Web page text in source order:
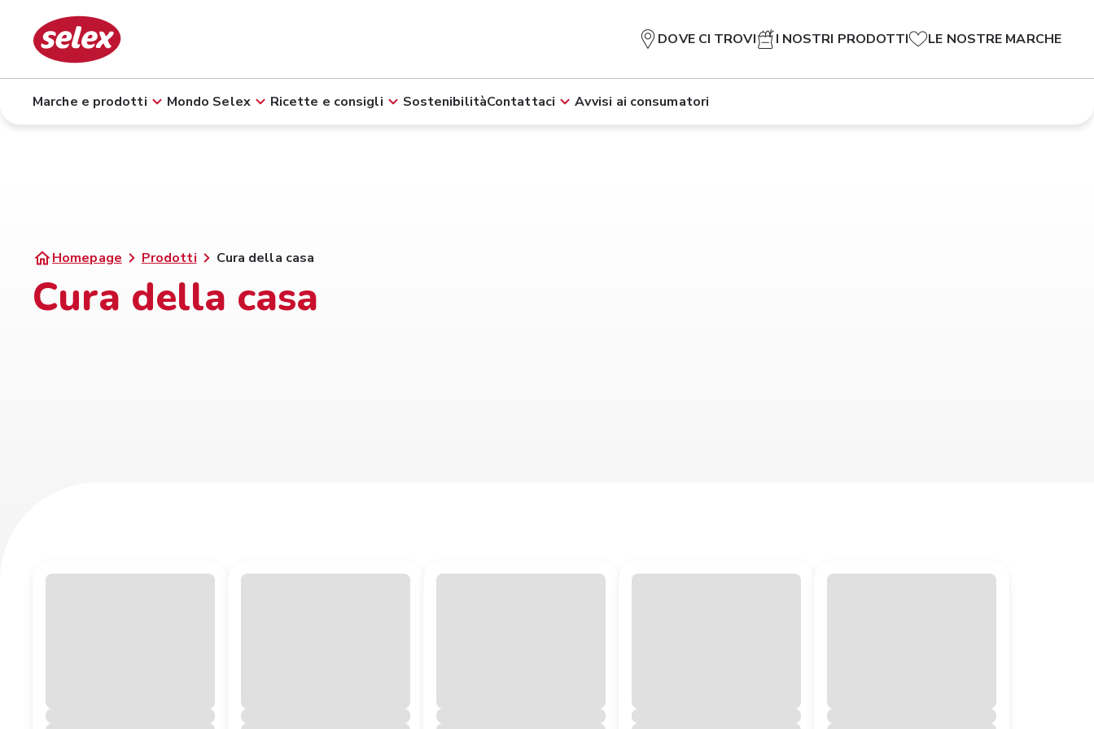
DOVE CI TROVI I NOSTRI PRODOTTI LE NOSTRE MARCHE
Marche e prodotti Mondo Selex Ricette e consigli SostenibilitàContattaci Avvisi ai consumatori
Homepage Prodotti Cura della casa
Cura della casa